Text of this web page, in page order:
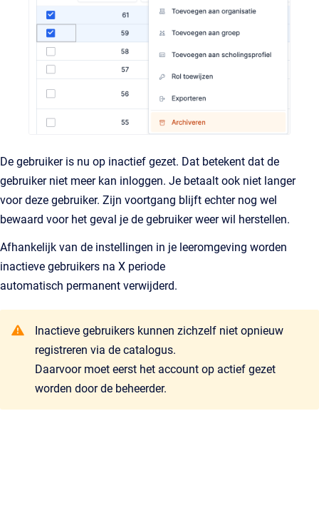
De gebruiker is nu op inactief gezet. Dat betekent dat de
gebruiker niet meer kan inloggen. Je betaalt ook niet langer
voor deze gebruiker. Zijn voortgang blijft echter nog wel
bewaard voor het geval je de gebruiker weer wil herstellen.
Afhankelijk van de instellingen in je leeromgeving worden
inactieve gebruikers na X periode
automatisch permanent verwijderd.
Inactieve gebruikers kunnen zichzelf niet opnieuw
registreren via de catalogus.
Daarvoor moet eerst het account op actief gezet
worden door de beheerder.